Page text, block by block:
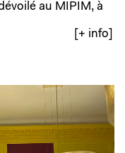
au MIPIM, à
[+ info]